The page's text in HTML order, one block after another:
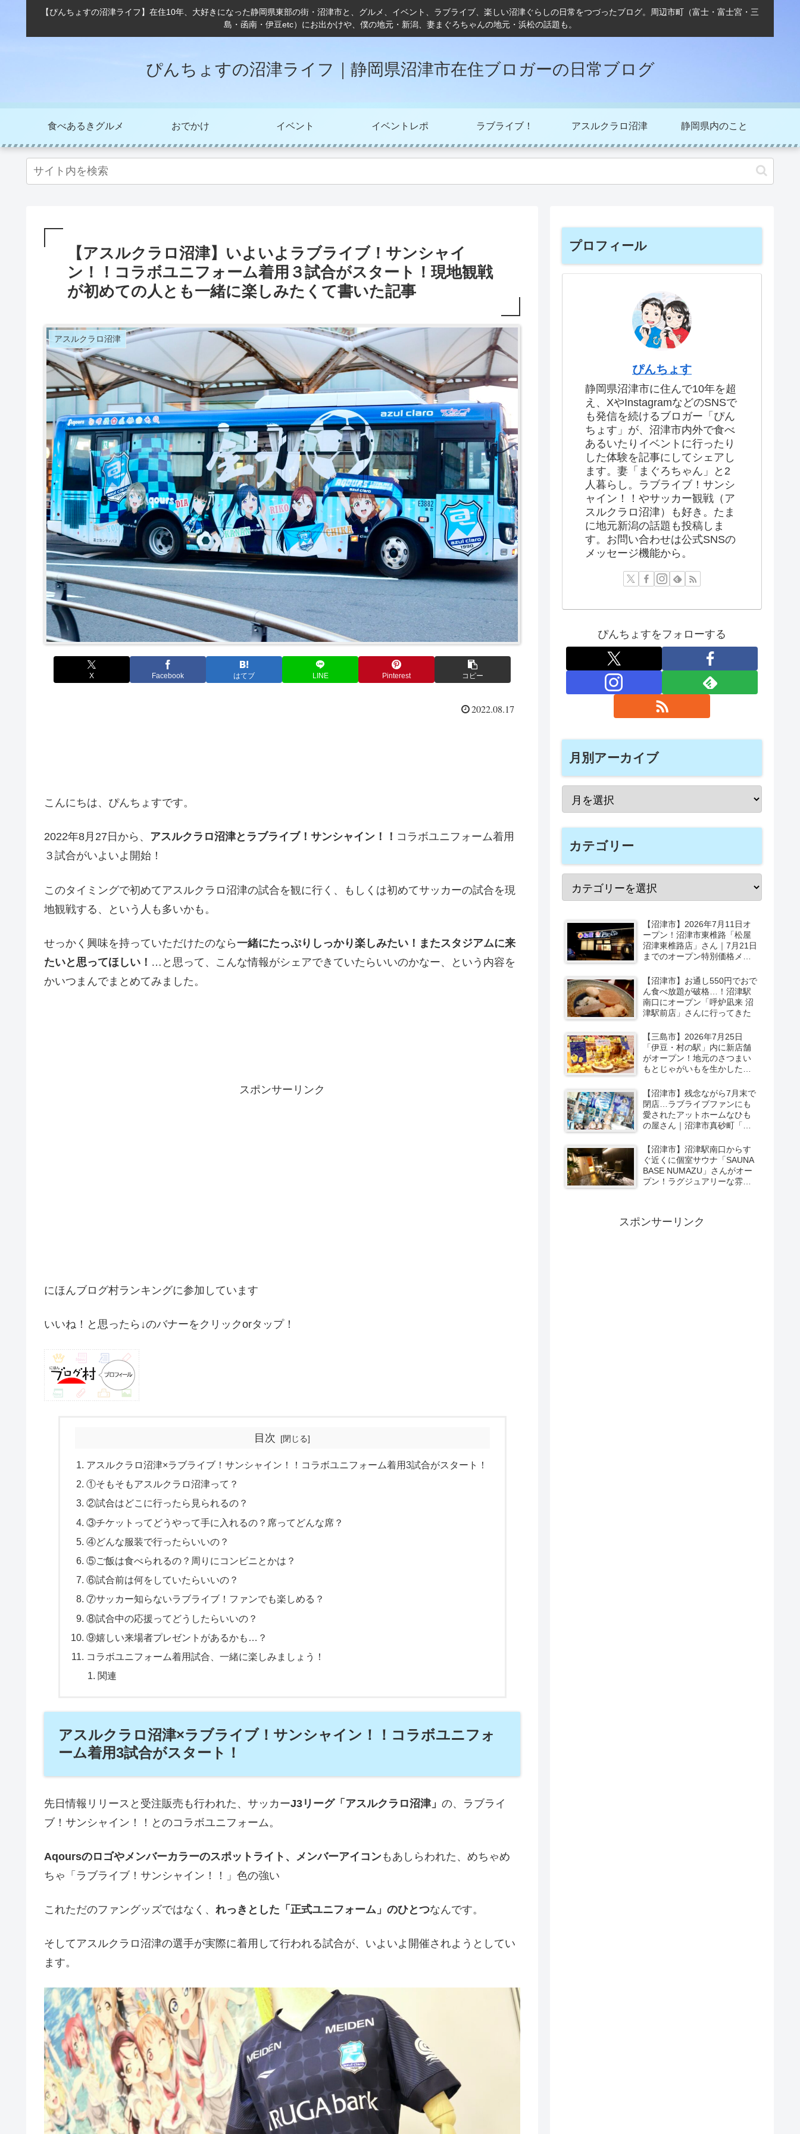
【ぴんちょすの沼津ライフ】在住10年、大好きになった静岡県東部の街・沼津市と、グルメ、イベント、ラブライブ、楽しい沼津ぐらしの日常をつづったブログ。周辺市町（富士・富士宮・三
島・函南・伊豆etc）にお出かけや、僕の地元・新潟、妻まぐろちゃんの地元・浜松の話題も。
ぴんちょすの沼津ライフ｜静岡県沼津市在住ブロガーの日常ブログ
食べあるきグルメ おでかけ イベント イベントレポ ラブライブ！ アスルクラロ沼津 静岡県内のこと
【アスルクラロ沼津】いよいよラブライブ！サンシャイ
ン！！コラボユニフォーム着用３試合がスタート！現地観戦
が初めての人とも一緒に楽しみたくて書いた記事
アスルクラロ沼津
X Facebook はてブ LINE Pinterest コピー
2022.08.17
こんにちは、ぴんちょすです。
2022年8月27日から、 アスルクラロ沼津とラブライブ！サンシャイン！！ コラボユニフォーム着用
３試合がいよいよ開始！
このタイミングで初めてアスルクラロ沼津の試合を観に行く、もしくは初めてサッカーの試合を現
地観戦する、という人も多いかも。
せっかく興味を持っていただけたのなら一緒にたっぷりしっかり楽しみたい！またスタジアムに来
たいと思ってほしい！ …と思って、こんな情報がシェアできていたらいいのかなー、という内容を
かいつまんでまとめてみました。
スポンサーリンク
にほんブログ村ランキングに参加しています
いいね！と思ったら↓のバナーをクリックorタップ！
目次
アスルクラロ沼津×ラブライブ！サンシャイン！！コラボユニフォーム着用3試合がスタート！
①そもそもアスルクラロ沼津って？
②試合はどこに行ったら見られるの？
③チケットってどうやって手に入れるの？席ってどんな席？
④どんな服装で行ったらいいの？
⑤ご飯は食べられるの？周りにコンビニとかは？
⑥試合前は何をしていたらいいの？
⑦サッカー知らないラブライブ！ファンでも楽しめる？
⑧試合中の応援ってどうしたらいいの？
⑨嬉しい来場者プレゼントがあるかも…？
コラボユニフォーム着用試合、一緒に楽しみましょう！
関連
アスルクラロ沼津×ラブライブ！サンシャイン！！コラボユニフォ
ーム着用3試合がスタート！
先日情報リリースと受注販売も行われた、サッカーJ3リーグ「アスルクラロ沼津」 の、ラブライ
ブ！サンシャイン！！とのコラボユニフォーム。
Aqoursのロゴやメンバーカラーのスポットライト、メンバーアイコンもあしらわれた、めちゃめ
ちゃ「ラブライブ！サンシャイン！！」色の強い
これただのファングッズではなく、 れっきとした「正式ユニフォーム」のひとつなんです。
そしてアスルクラロ沼津の選手が実際に着用して行われる試合が、いよいよ開催されようとしてい
ます。
プロフィール
ぴんちょす
静岡県沼津市に住んで10年を超
え、XやInstagramなどのSNSで
も発信を続けるブロガー「ぴん
ちょす」が、沼津市内外で食べ
あるいたりイベントに行ったり
した体験を記事にしてシェアし
ます。妻「まぐろちゃん」と2
人暮らし。ラブライブ！サンシ
ャイン！！やサッカー観戦（ア
スルクラロ沼津）も好き。たま
に地元新潟の話題も投稿しま
す。お問い合わせは公式SNSの
メッセージ機能から。
ぴんちょすをフォローする
月別アーカイブ
カテゴリー
【沼津市】2026年7月11日オ
ープン！沼津市東椎路「松屋
沼津東椎路店」さん｜7月21日
までのオープン特別価格メニ
【沼津市】お通し550円でおで
ん食べ放題が破格…！沼津駅
南口にオープン「呼炉凪来 沼
津駅前店」さんに行ってきた
【三島市】2026年7月25日
「伊豆・村の駅」内に新店舗
がオープン！地元のさつまい
もとじゃがいもを生かしたベ
と足お先に実食レポ【PR】
【沼津市】残念ながら7月末で
閉店…ラブライブファンにも
愛されたアットホームなひも
の屋さん｜沼津市真砂町「渡
【沼津市】沼津駅南口からす
ぐ近くに個室サウナ「SAUNA
BASE NUMAZU」さんがオー
プン！ラグジュアリーな雰囲
スポンサーリンク